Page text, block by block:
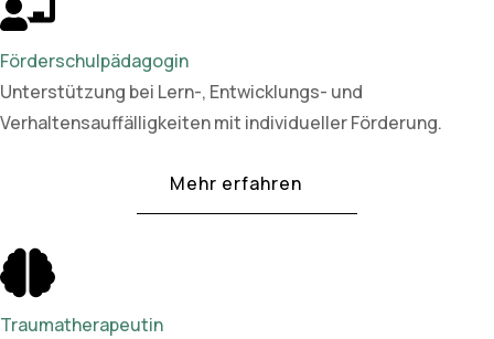
Förderschulpädagogin
Unterstützung bei Lern-, Entwicklungs- und
Verhaltensauffälligkeiten mit individueller Förderung.
Mehr erfahren
Traumatherapeutin